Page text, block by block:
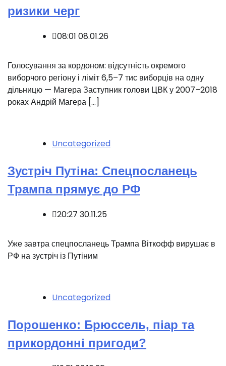
ризики черг
08:01 08.01.26
Голосування за кордоном: відсутність окремого
виборчого регіону і ліміт 6,5–7 тис виборців на одну
дільницю — Магера Заступник голови ЦВК у 2007–2018
роках Андрій Магера […]
Uncategorized
Зустріч Путіна: Спецпосланець
Трампа прямує до РФ
20:27 30.11.25
Уже завтра спецпосланець Трампа Віткoфф вирушає в
РФ на зустріч із Путіним
Uncategorized
Порошенко: Брюссель, піар та
прикордонні пригоди?